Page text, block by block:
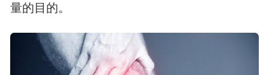
量的目的。